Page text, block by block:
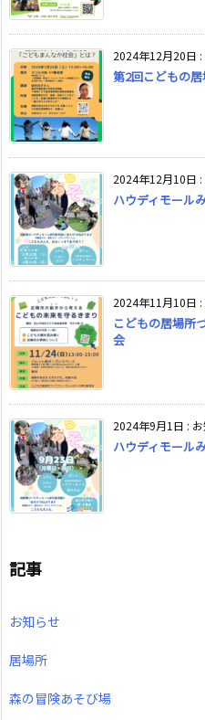
2024年12月20日 :
第2回こどもの
2024年12月10日 :
ハウディモール
2024年11月10日 :
こどもの居場所
会
2024年9月1日 :
ハウディモール
記事
お知らせ
居場所
森の冒険あそび場